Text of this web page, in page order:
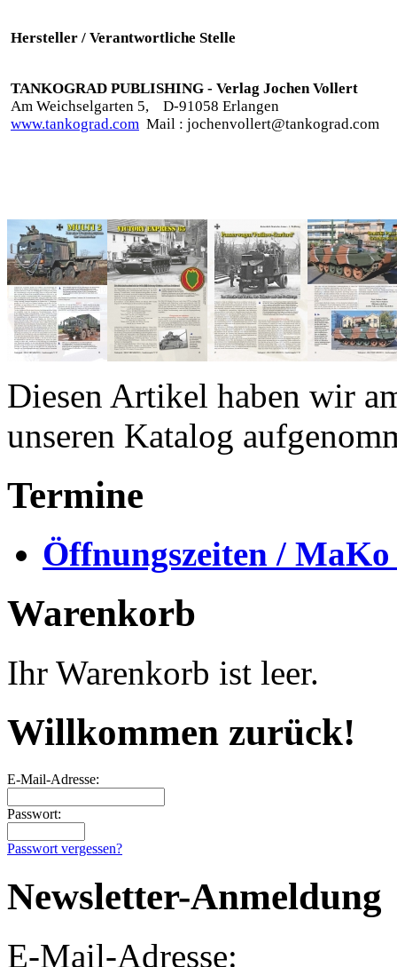
Hersteller / Verantwortliche Stelle
TANKOGRAD PUBLISHING - Verlag Jochen Vollert
Am Weichselgarten 5,
D-91058 Erlangen
www.tankograd.com Mail : jochenvollert@tankograd.com
Diesen Artikel haben wir
unseren Katalog
Termine
Öffnungszeiten /
Warenkorb
Ihr Warenkorb ist leer.
Willkommen zurück!
E-Mail-Adresse:
Passwort:
Passwort vergessen?
Newsletter-Anmeldung
E-Mail-Adresse: